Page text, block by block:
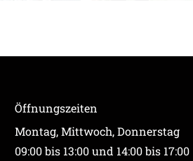
Öffnungszeiten
Montag, Mittwoch, Donnerstag
09:00 bis 13:00 und 14:00 bis 17:00